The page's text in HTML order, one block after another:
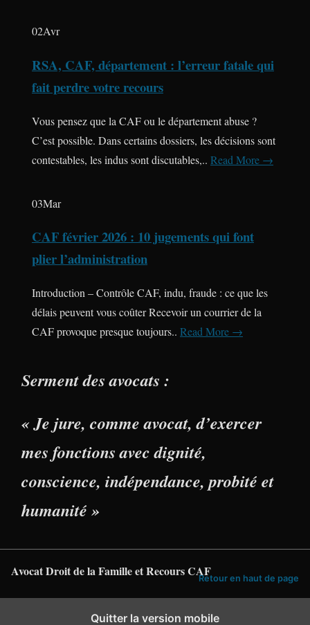
02Avr
RSA, CAF, département : l’erreur fatale qui
fait perdre votre recours
Vous pensez que la CAF ou le département abuse ?
C’est possible. Dans certains dossiers, les décisions sont
contestables, les indus sont discutables,.. Read More →
03Mar
CAF février 2026 : 10 jugements qui font
plier l’administration
Introduction – Contrôle CAF, indu, fraude : ce que les
délais peuvent vous coûter Recevoir un courrier de la
CAF provoque presque toujours.. Read More →
Serment des avocats :
« Je jure, comme avocat, d’exercer
mes fonctions avec dignité,
conscience, indépendance, probité et
humanité »
Avocat Droit de la Famille et Recours CAFRetour en haut de page
Quitter la version mobile